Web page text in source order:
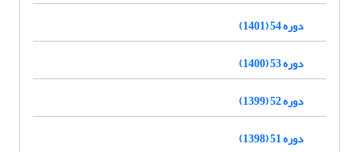
دوره 54 (1401)
دوره 53 (1400)
دوره 52 (1399)
دوره 51 (1398)